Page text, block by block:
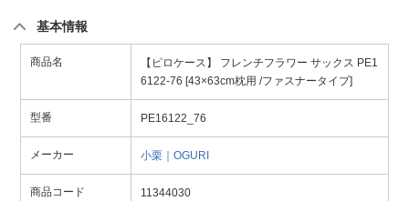
基本情報
商品名
【ピロケース】 フレンチフラワー サックス PE1
6122-76 [43×63cm枕用 /ファスナータイプ]
型番 PE16122_76
メーカー 小栗｜OGURI
商品コード 11344030